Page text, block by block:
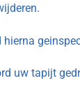
uw tapijt